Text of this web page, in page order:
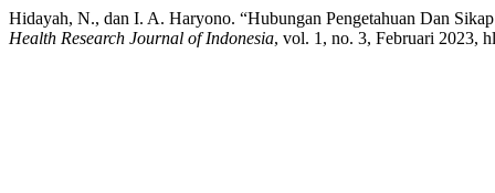
Hidayah, N., dan I. A. Haryono. “Hubungan Pengetahuan Dan
Health Research Journal of Indonesia, vol. 1, no. 3, Februari 2023,